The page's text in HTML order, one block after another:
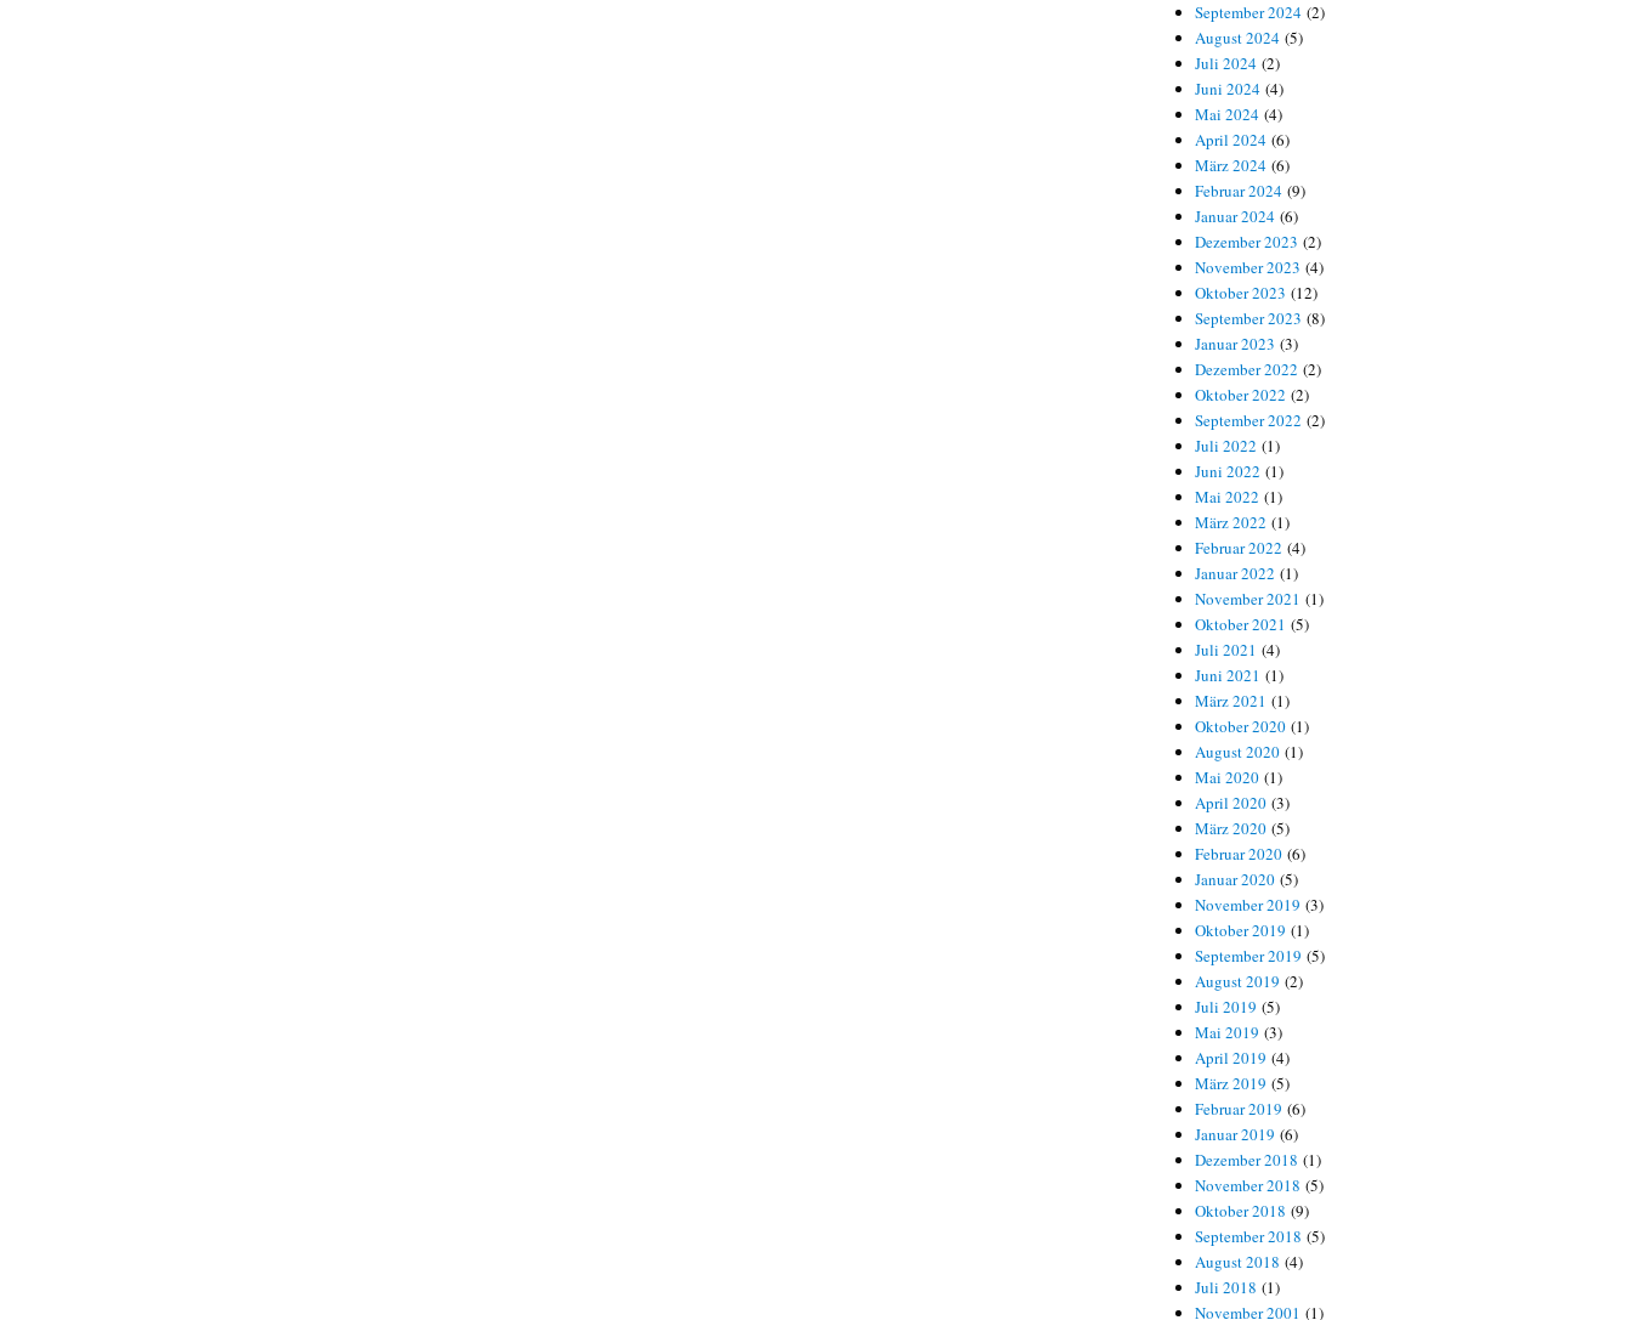
September 2024 (2)
August 2024 (5)
Juli 2024 (2)
Juni 2024 (4)
Mai 2024 (4)
April 2024 (6)
März 2024 (6)
Februar 2024 (9)
Januar 2024 (6)
Dezember 2023 (2)
November 2023 (4)
Oktober 2023 (12)
September 2023 (8)
Januar 2023 (3)
Dezember 2022 (2)
Oktober 2022 (2)
September 2022 (2)
Juli 2022 (1)
Juni 2022 (1)
Mai 2022 (1)
März 2022 (1)
Februar 2022 (4)
Januar 2022 (1)
November 2021 (1)
Oktober 2021 (5)
Juli 2021 (4)
Juni 2021 (1)
März 2021 (1)
Oktober 2020 (1)
August 2020 (1)
Mai 2020 (1)
April 2020 (3)
März 2020 (5)
Februar 2020 (6)
Januar 2020 (5)
November 2019 (3)
Oktober 2019 (1)
September 2019 (5)
August 2019 (2)
Juli 2019 (5)
Mai 2019 (3)
April 2019 (4)
März 2019 (5)
Februar 2019 (6)
Januar 2019 (6)
Dezember 2018 (1)
November 2018 (5)
Oktober 2018 (9)
September 2018 (5)
August 2018 (4)
Juli 2018 (1)
November 2001 (1)